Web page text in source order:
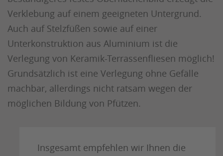
Verklebung auf einem geeigneten Untergrund.
Auch auf Stelzfüßen sowie auf einer
Unterkonstruktion aus Aluminium ist die
Verlegung von Keramik-Terrassenfliesen möglich!
Grundsätzlich ist eine Verlegung ohne Gefälle
machbar, allerdings nicht ratsam wegen der
möglichen Bildung von Pfützen.
Insgesamt empfehlen wir Ihnen die